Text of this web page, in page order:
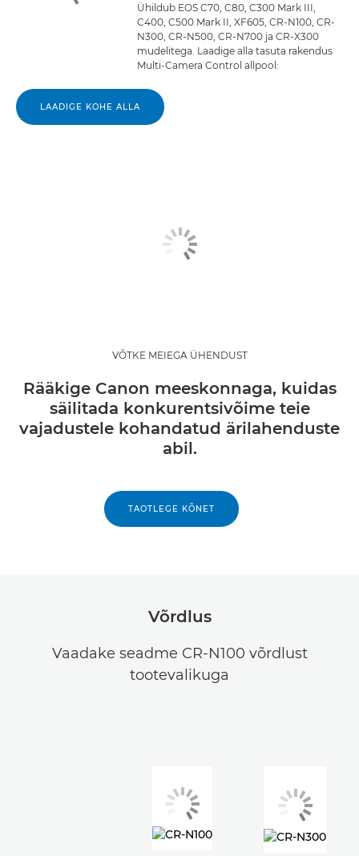
Ühildub EOS C70, C80, C300 Mark III,
C400, C500 Mark II, XF605, CR-N100, CR-
N300, CR-N500, CR-N700 ja CR-X300
mudelitega. Laadige alla tasuta rakendus
Multi-Camera Control allpool:
LAADIGE KOHE ALLA
VÕTKE MEIEGA ÜHENDUST
Rääkige Canon meeskonnaga, kuidas
säilitada konkurentsivõime teie
vajadustele kohandatud ärilahenduste
abil.
TAOTLEGE KÕNET
Võrdlus
Vaadake seadme CR-N100 võrdlust
tootevalikuga